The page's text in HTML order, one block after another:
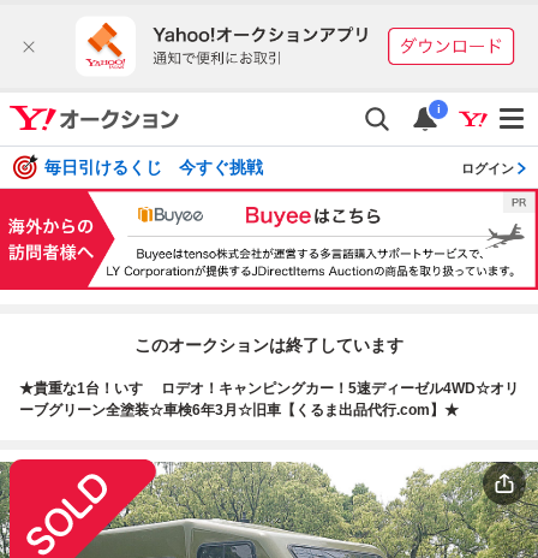
i
毎日引けるくじ 今すぐ挑戦 ログイン
このオークションは終了しています
★貴重な1台！いすゞ ロデオ！キャンピングカー！5速ディーゼル4WD☆オリ
ーブグリーン全塗装☆車検6年3月☆旧車【くるま出品代行.com】★